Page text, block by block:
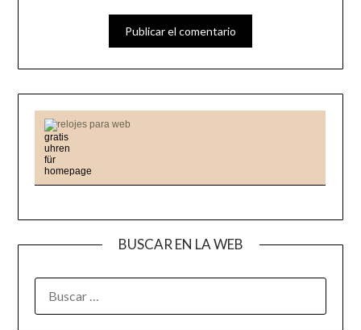
relojes para web
BUSCAR EN LA WEB